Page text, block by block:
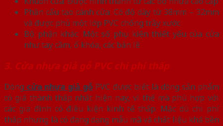
Phần cấu tạo cánh cửa: Có độ dày từ 38mm – 32mm
và được phủ một lớp PVC chống trầy xước
Bộ phận khác: Một số phụ kiện thiết yếu của cửa
như tay cầm, ổ khóa, các bản lề
3. Cửa nhựa giả gỗ PVC chi phí thấp
Dòng cửa nhựa giả gỗ PVC được biết là dòng sản phẩm
có giá thành thấp nhất hiện nay, vì thế mà phù hợp với
các gia đình có điều kiện kinh tế thấp. Mặc dù chi phí
thấp nhưng là có đang dạng mẫu mã và chất liệu khá bền